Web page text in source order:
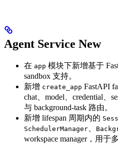
Agent Service New
在 app 模块下新增基于
sandbox 支持。
新增 create_app FastAPI
chat、model、credential、
与 background-task 路由。
新增 lifespan 周期内的
SchedulerManager
workspace manager，用于